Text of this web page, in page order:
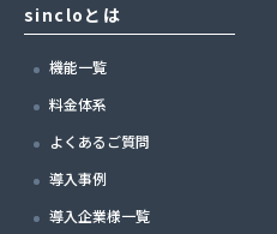
sincloとは
機能一覧
料金体系
よくあるご質問
導入事例
導入企業様一覧